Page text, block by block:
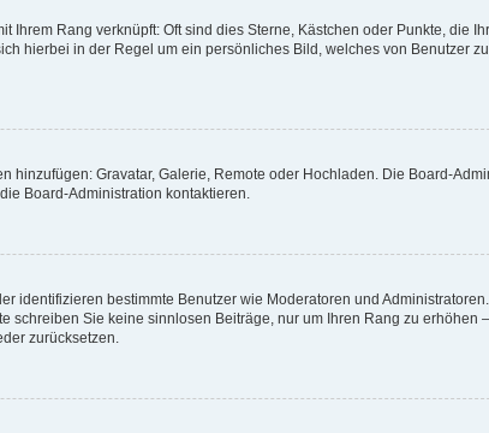
Rang verknüpft: Oft sind dies Sterne, Kästchen oder Punkte, die
hierbei in der Regel um ein persönliches Bild, welches von Benutzer
Gravatar, Galerie, Remote oder Hochladen. Die Board-
Board-Administration kontaktieren.
identifizieren bestimmte Benutzer wie Moderatoren und
schreiben Sie keine sinnlosen Beiträge, nur um Ihren Rang zu
zurücksetzen.